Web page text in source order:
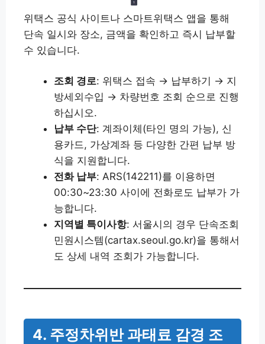
위택스 공식 사이트나 스마트위택스 앱을 통해
단속 일시와 장소, 금액을 확인하고 즉시 납부할
수 있습니다.
조회 경로: 위택스 접속 → 납부하기 → 지
방세외수입 → 차량번호 조회 순으로 진행
하십시오.
납부 수단: 계좌이체(타인 명의 가능), 신
용카드, 가상계좌 등 다양한 간편 납부 방
식을 지원합니다.
전화 납부: ARS(142211)를 이용하면
00:30~23:30 사이에 전화로도 납부가 가
능합니다.
지역별 특이사항: 서울시의 경우 단속조회
민원시스템(cartax.seoul.go.kr)을 통해서
도 상세 내역 조회가 가능합니다.
4. 주정차위반 과태료 감경 조